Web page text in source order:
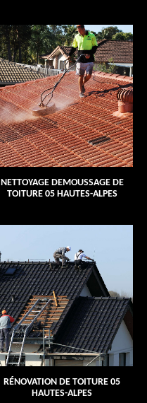
NETTOYAGE DEMOUSSAGE DE
TOITURE 05 HAUTES-ALPES
RÉNOVATION DE TOITURE 05
HAUTES-ALPES